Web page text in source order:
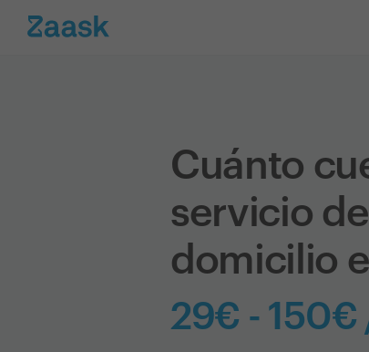
Cuánto
servicio
domicilio
29€ - 150€